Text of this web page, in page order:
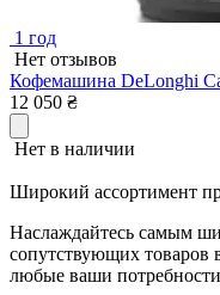
1 год
Нет отзывов
Кофемашина DeLonghi
12 050 ₴
Нет в наличии
Широкий ассортимент
Наслаждайтесь самым
сопутствующих товаров
любые ваши